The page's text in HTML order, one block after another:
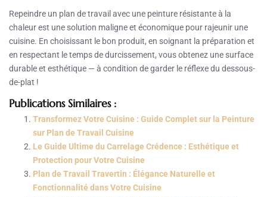
Repeindre un plan de travail avec une peinture résistante à la
chaleur est une solution maligne et économique pour rajeunir une
cuisine. En choisissant le bon produit, en soignant la préparation et
en respectant le temps de durcissement, vous obtenez une surface
durable et esthétique — à condition de garder le réflexe du dessous-
de-plat !
Publications Similaires :
Transformez Votre Cuisine : Guide Complet sur la Peinture
sur Plan de Travail Cuisine
Le Guide Ultime du Carrelage Crédence : Esthétique et
Protection pour Votre Cuisine
Plan de Travail Travertin : Élégance Naturelle et
Fonctionnalité dans Votre Cuisine